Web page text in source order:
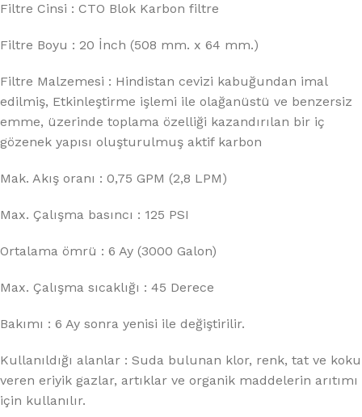
Filtre Cinsi : CTO Blok Karbon filtre
Filtre Boyu : 20 İnch (508 mm. x 64 mm.)
Filtre Malzemesi : Hindistan cevizi kabuğundan imal
edilmiş, Etkinleştirme işlemi ile olağanüstü ve benzersiz
emme, üzerinde toplama özelliği kazandırılan bir iç
gözenek yapısı oluşturulmuş aktif karbon
Mak. Akış oranı : 0,75 GPM (2,8 LPM)
Max. Çalışma basıncı : 125 PSI
Ortalama ömrü : 6 Ay (3000 Galon)
Max. Çalışma sıcaklığı : 45 Derece
Bakımı : 6 Ay sonra yenisi ile değiştirilir.
Kullanıldığı alanlar : Suda bulunan klor, renk, tat ve koku
veren eriyik gazlar, artıklar ve organik maddelerin arıtımı
için kullanılır.